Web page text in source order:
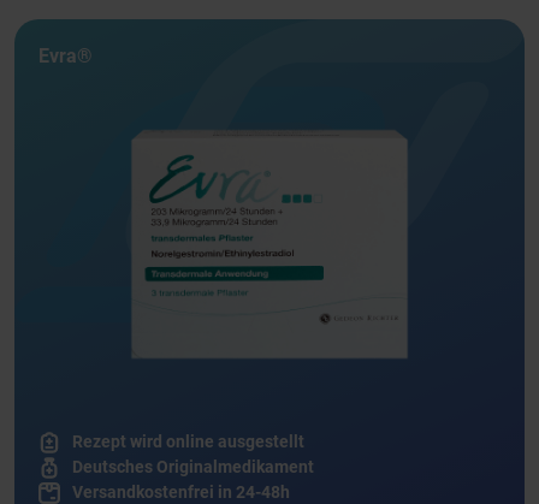
Evra®
Rezept wird online ausgestellt
Deutsches Originalmedikament
Versandkostenfrei in 24-48h